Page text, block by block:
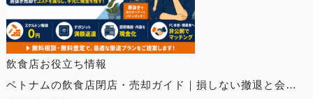
飲食店お役立ち情報
ベトナムの飲食店閉店・売却ガイド｜損しない撤退と会…